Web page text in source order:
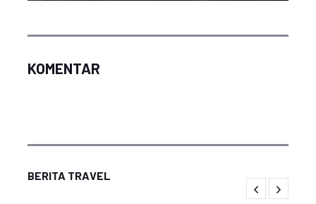
KOMENTAR
BERITA TRAVEL